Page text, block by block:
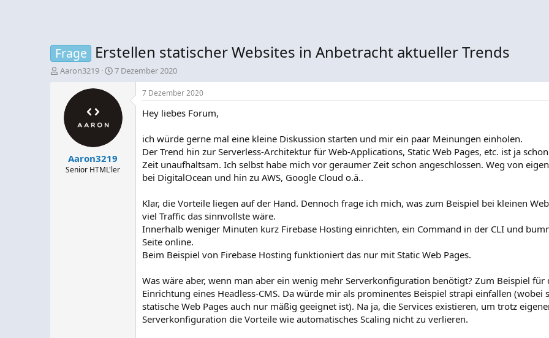
Frage Erstellen statischer Websites in Anbetracht aktueller Trends
E
Aaron3219
E
t
l
a
m
7 Dezember 2020
Aaron3219
Senior HTML'ler
7 Dezember 2020
Hey liebes Forum,
ich würde gerne mal eine kleine Diskussion starten und mir ein paar Meinungen einholen.
Der Trend hin zur Serverless-Architektur für Web-Applications, Static Web Pages, etc. ist ja
Zeit unaufhaltsam. Ich selbst habe mich vor geraumer Zeit schon angeschlossen. Weg von
bei DigitalOcean und hin zu AWS, Google Cloud o.ä..
Klar, die Vorteile liegen auf der Hand. Dennoch frage ich mich, was zum Beispiel bei kleinen
viel Traffic das sinnvollste wäre.
Innerhalb weniger Minuten kurz Firebase Hosting einrichten, ein Command in der CLI und
Seite online.
Beim Beispiel von Firebase Hosting funktioniert das nur mit Static Web Pages.
Was wäre aber, wenn man aber ein wenig mehr Serverkonfiguration benötigt? Zum Beispiel für
Einrichtung eines Headless-CMS. Da würde mir als prominentes Beispiel strapi einfallen (wobei
statische Web Pages auch nur mäßig geeignet ist). Na ja, die Services existieren, um trotz
Serverkonfiguration die Vorteile wie automatisches Scaling nicht zu verlieren.